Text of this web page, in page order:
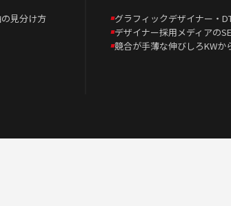
見分け方
グラフィックデザイナー・
デザイナー採用メディアの
競合が手薄な伸びしろKW